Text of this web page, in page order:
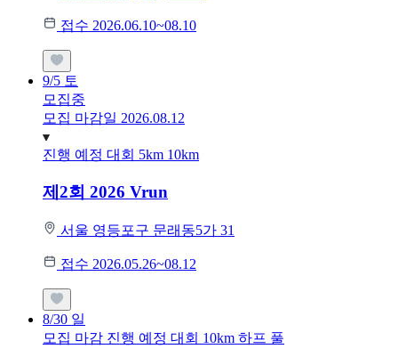
접수 2026.06.10~08.10
9/5 토
모집중
모집 마감일 2026.08.12
진행 예정 대회 5km 10km
제2회 2026 Vrun
서울 영등포구 문래동5가 31
접수 2026.05.26~08.12
8/30 일
모집 마감 진행 예정 대회 10km 하프 풀